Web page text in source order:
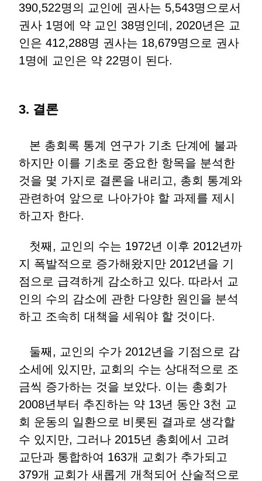
390,522명의 교인에 권사는 5,543명으로서
권사 1명에 약 교인 38명인데, 2020년은 교
인은 412,288명 권사는 18,679명으로 권사
1명에 교인은 약 22명이 된다.
3. 결론
본 총회록 통계 연구가 기초 단계에 불과
하지만 이를 기초로 중요한 항목을 분석한
것을 몇 가지로 결론을 내리고, 총회 통계와
관련하여 앞으로 나아가야 할 과제를 제시
하고자 한다.
첫째, 교인의 수는 1972년 이후 2012년까
지 폭발적으로 증가해왔지만 2012년을 기
점으로 급격하게 감소하고 있다. 따라서 교
인의 수의 감소에 관한 다양한 원인을 분석
하고 조속히 대책을 세워야 할 것이다.
둘째, 교인의 수가 2012년을 기점으로 감
소세에 있지만, 교회의 수는 상대적으로 조
금씩 증가하는 것을 보았다. 이는 총회가
2008년부터 추진하는 약 13년 동안 3천 교
회 운동의 일환으로 비롯된 결과로 생각할
수 있지만, 그러나 2015년 총회에서 고려
교단과 통합하여 163개 교회가 추가되고
379개 교회가 새롭게 개척되어 산술적으로